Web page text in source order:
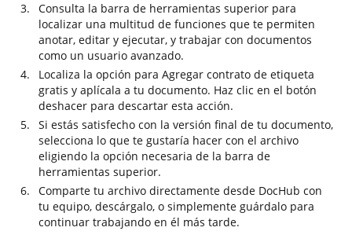
Consulta la barra de herramientas superior para
localizar una multitud de funciones que te permiten
anotar, editar y ejecutar, y trabajar con documentos
como un usuario avanzado.
Localiza la opción para Agregar contrato de etiqueta
gratis y aplícala a tu documento. Haz clic en el botón
deshacer para descartar esta acción.
Si estás satisfecho con la versión final de tu documento,
selecciona lo que te gustaría hacer con el archivo
eligiendo la opción necesaria de la barra de
herramientas superior.
Comparte tu archivo directamente desde DocHub con
tu equipo, descárgalo, o simplemente guárdalo para
continuar trabajando en él más tarde.